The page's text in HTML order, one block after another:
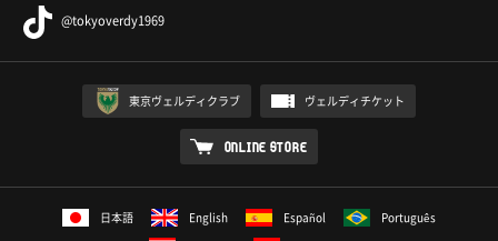
@tokyoverdy1969
東京ヴェルディクラブ ヴェルディチケット
ONLINE STORE
日本語 English Español
Português